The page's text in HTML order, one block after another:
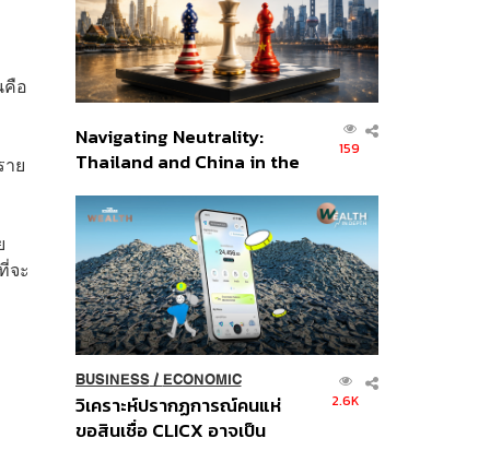
คือ
ย
จะ
Navigating Neutrality:
Thailand and China in the
Order
159
BUSINESS/ ECONOMIC
วิเคราะห์ปรากฏการณ์คนแห่
ขอสินเชื่อ CLICX อาจเป็น
2.6K